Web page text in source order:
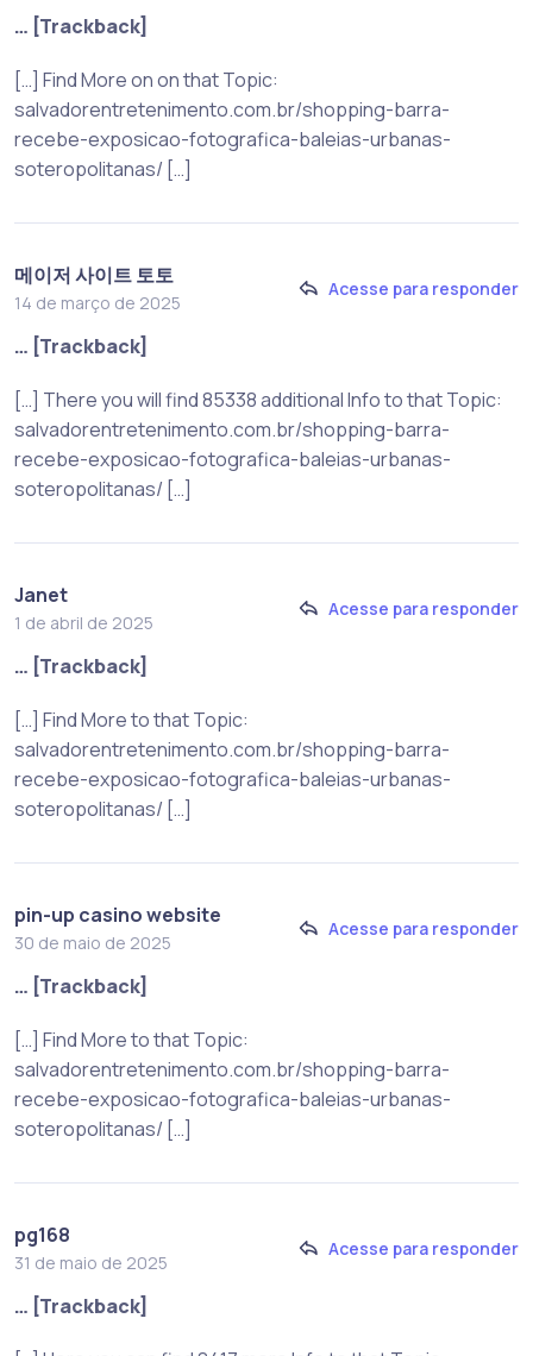
… [Trackback]
[…] Find More on on that Topic:
salvadorentretenimento.com.br/shopping-barra-
recebe-exposicao-fotografica-baleias-urbanas-
soteropolitanas/ […]
메이저 사이트 토토
14 de março de 2025
Acesse para responder
… [Trackback]
[…] There you will find 85338 additional Info to that Topic:
salvadorentretenimento.com.br/shopping-barra-
recebe-exposicao-fotografica-baleias-urbanas-
soteropolitanas/ […]
Janet
1 de abril de 2025
Acesse para responder
… [Trackback]
[…] Find More to that Topic:
salvadorentretenimento.com.br/shopping-barra-
recebe-exposicao-fotografica-baleias-urbanas-
soteropolitanas/ […]
pin-up casino website
30 de maio de 2025
Acesse para responder
… [Trackback]
[…] Find More to that Topic:
salvadorentretenimento.com.br/shopping-barra-
recebe-exposicao-fotografica-baleias-urbanas-
soteropolitanas/ […]
pg168
31 de maio de 2025
Acesse para responder
… [Trackback]